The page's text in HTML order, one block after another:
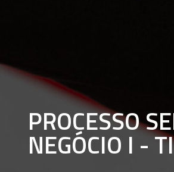
PROCESSO
NEGÓCIO I - TI